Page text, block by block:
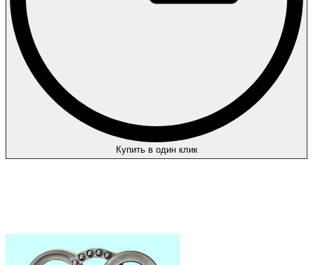
Купить в один клик